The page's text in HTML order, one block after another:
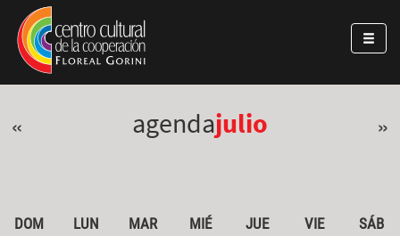
Pasar al contenido principal
Jump to main content
« agendajulio »
DOM LUN MAR MIÉ JUE VIE
SÁB